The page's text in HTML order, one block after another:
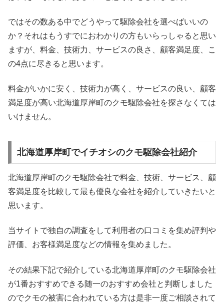
ではその数ある中でどうやって駆除会社を選べばいいの
か？それはもうすでにおわかりの方もいらっしゃると思い
ますが、料金、技術力、サービスの良さ、顧客満足度、こ
の4点に尽きると思います。
料金がいかに安く、技術力が高く、サービスの良い、顧客
満足度が高い北海道厚岸町のクモ駆除会社を探さなくては
いけません。
北海道厚岸町でイチオシのクモ駆除会社紹介
北海道厚岸町のクモ駆除会社で料金、技術、サービス、顧
客満足度を比較して最も優良な会社を紹介していきたいと
思います。
当サイトで独自の調査をして利用者の口コミを集め評判や
評価、お客様満足度などの情報を集めました。
その結果下記で紹介している北海道厚岸町のクモ駆除会社
が1番おすすめできる随一のおすすめ会社と判断しました
のでクモの被害に合われている方は是非一度ご相談されて